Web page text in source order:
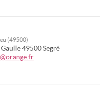
(49500)
Gaulle49500 Segré